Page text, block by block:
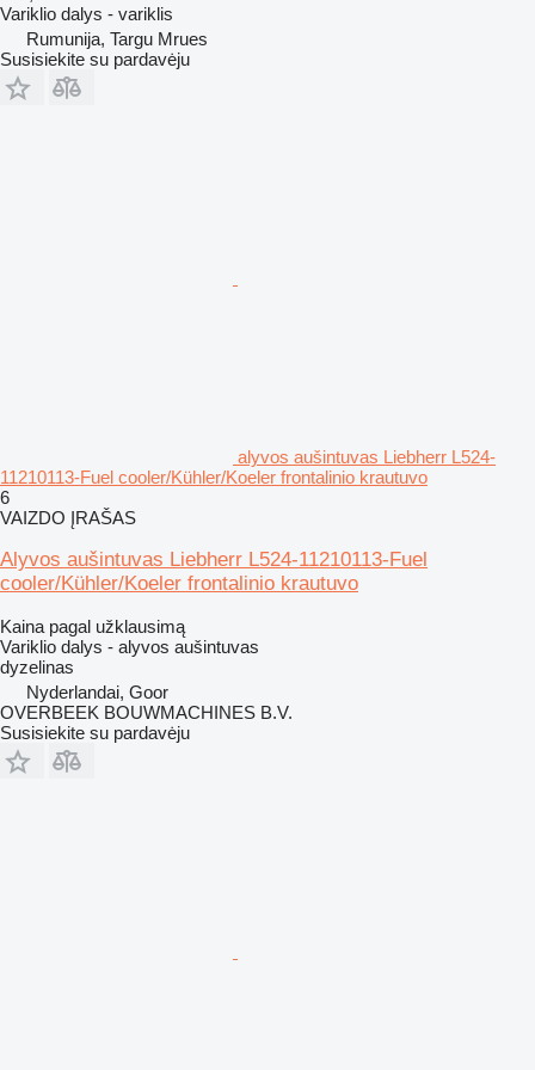
Variklio dalys - variklis
Rumunija, Targu Mrues
Susisiekite su pardavėju
alyvos aušintuvas Liebherr L524-
11210113-Fuel cooler/Kühler/Koeler frontalinio krautuvo
6
VAIZDO ĮRAŠAS
Alyvos aušintuvas Liebherr L524-11210113-Fuel
cooler/Kühler/Koeler frontalinio krautuvo
Kaina pagal užklausimą
Variklio dalys - alyvos aušintuvas
dyzelinas
Nyderlandai, Goor
OVERBEEK BOUWMACHINES B.V.
Susisiekite su pardavėju